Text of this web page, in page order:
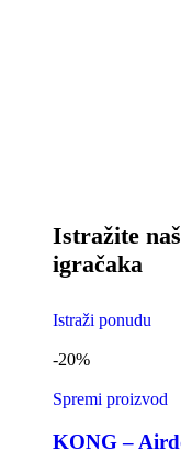
Istražite
igračaka
Istraži ponudu
-20%
Spremi proizvod
KONG –